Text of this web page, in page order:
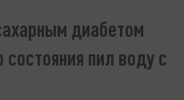
диабетом
пил воду с